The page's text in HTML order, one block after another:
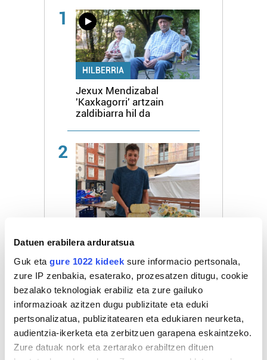
Datuen erabilera arduratsua
Guk eta gure 1022 kideek sure informacio pertsonala,
zure IP zenbakia, esaterako, prozesatzen ditugu, cookie
bezalako teknologiak erabiliz eta zure gailuko
informazioak azitzen dugu publizitate eta eduki
pertsonalizatua, publizitatearen eta edukiaren neurketa,
audientzia-ikerketa eta zerbitzuen garapena eskaintzeko.
Zure datuak nork eta zertarako erabiltzen dituen
1
HILBERRIA
Jexux Mendizabal
'Kaxkagorri' artzain
zaldibiarra hil da
2
Telleria gaztak Donibane
Lohitzuneko azokara iritsi
dira
3